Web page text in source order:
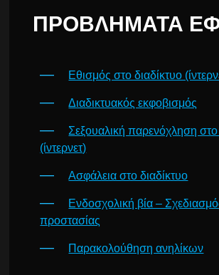
ΠΡΟΒΛΉΜΑΤΑ
Εθισμός στο διαδίκτυο
Διαδικτυακός εκφοβισμός
Σεξουαλική παρενόχληση στο
(ίντερνετ)
Ασφάλεια στο διαδίκτυο
Ενδοσχολική βία –
προστασίας
Παρακολούθηση ανηλίκων